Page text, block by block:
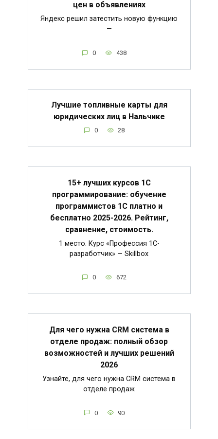
цен в объявлениях
Яндекс решил затестить новую функцию
—
0 438
Лучшие топливные карты для
юридических лиц в Нальчике
0 28
15+ лучших курсов 1С
программирование: обучение
программистов 1С платно и
бесплатно 2025-2026. Рейтинг,
сравнение, стоимость.
1 место. Курс «Профессия 1C-
разработчик» — Skillbox
0 672
Для чего нужна CRM система в
отделе продаж: полный обзор
возможностей и лучших решений
2026
Узнайте, для чего нужна CRM система в
отделе продаж
0 90